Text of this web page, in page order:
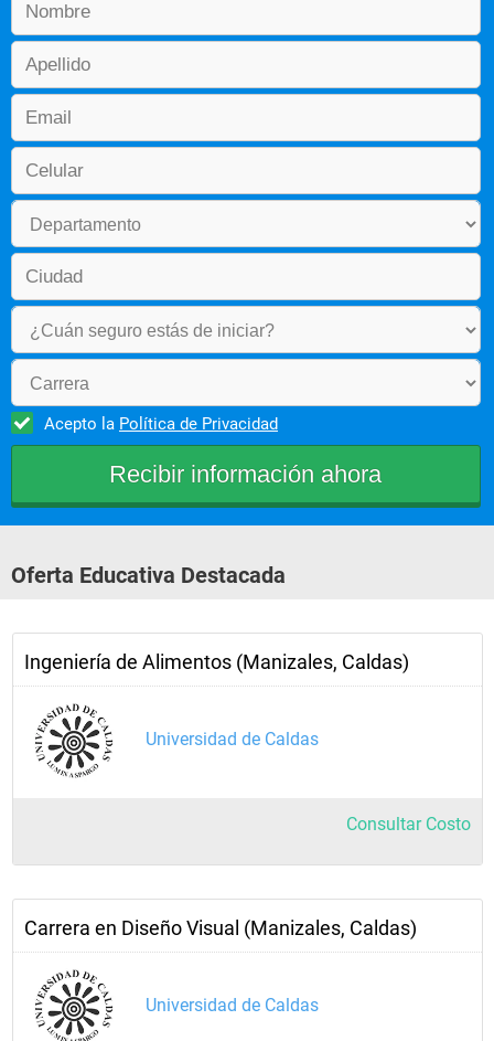
Acepto la Política de Privacidad
Oferta Educativa Destacada
Ingeniería de Alimentos (Manizales, Caldas)
Universidad de Caldas
Consultar Costo
Carrera en Diseño Visual (Manizales, Caldas)
Universidad de Caldas